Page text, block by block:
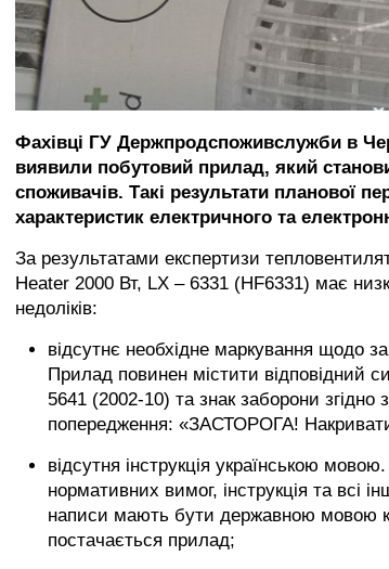
Фахівці ГУ Держпродспоживслужби в
виявили побутовий прилад, який
споживачів. Такі результати планової
характеристик електричного та
За результатами експертизи
Heater 2000 Вт, LX – 6331 (HF6331) має
недоліків:
відсутнє необхідне маркування щодо
Прилад повинен містити відповідний
5641 (2002-10) та знак заборони згідно
попередження: «ЗАСТОРОГА!
відсутня інструкція українською
нормативних вимог, інструкція та всі
написи мають бути державною мовою
постачається прилад;